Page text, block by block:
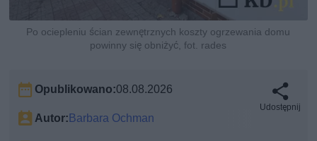
Po ociepleniu ścian zewnętrznych koszty ogrzewania domu
powinny się obniżyć, fot. rades
Opublikowano:08.08.2026
Autor: Barbara Ochman
Udostępnij